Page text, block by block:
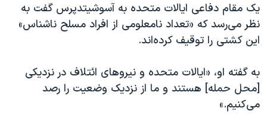
یک مقام دفاعی ایالات متحده به آسوشیتدپرس گفت به
نظر می‌رسد که «تعداد نامعلومی از افراد مسلح ناشناس»
این کشتی را توقیف کرده‌اند.
به گفته او، «ایالات متحده و نیروهای ائتلاف در نزدیکی
[محل حمله] هستند و ما از نزدیک وضعیت را رصد
می‌کنیم.»